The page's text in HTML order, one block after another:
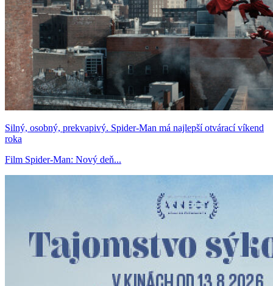
Silný, osobný, prekvapivý. Spider-Man má najlepší otvárací víkend
roka
Film Spider-Man: Nový deň...